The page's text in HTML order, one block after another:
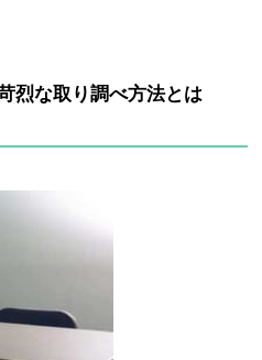
烈な取り調べ方法とは